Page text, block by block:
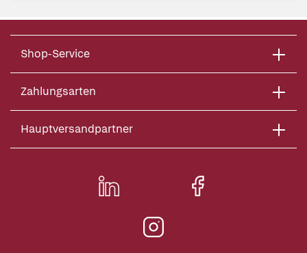
Shop-Service
Zahlungsarten
Hauptversandpartner